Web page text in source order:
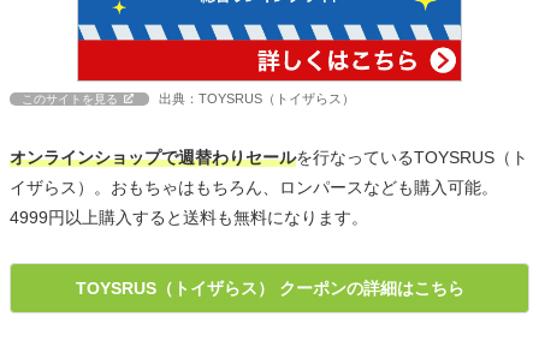
このサイトを見る 出典：TOYSRUS（トイザらス）
オンラインショップで週替わりセールを行なっているTOYSRUS（ト
イザらス）。おもちゃはもちろん、ロンパースなども購入可能。
4999円以上購入すると送料も無料になります。
TOYSRUS（トイザらス） クーポンの詳細はこちら